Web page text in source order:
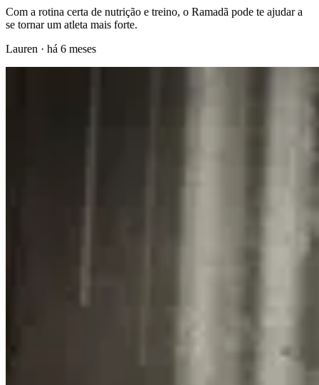
Com a rotina certa de nutrição e treino, o Ramadã pode te ajudar a
se tornar um atleta mais forte.
Lauren · há 6 meses